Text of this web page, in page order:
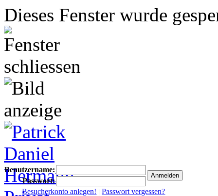
Dieses Fenster wurde
Benutzername:
Passwort:
Besucherkonto anlegen! |Passwort vergessen?